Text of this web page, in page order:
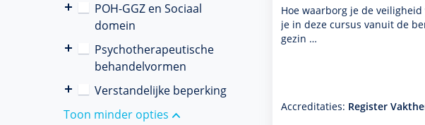
POH-GGZ en Sociaal
domein
Psychotherapeutische
behandelvormen
Verstandelijke beperking
Toon minder opties
Hoe waarborg je de
je in deze cursus vanuit de
gezin …
Accreditaties: Register